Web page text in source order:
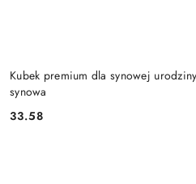
Kubek premium dla synowej
synowa
Cena:
33.58